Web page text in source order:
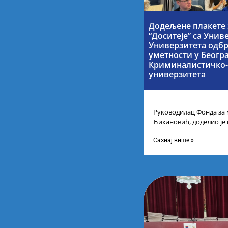
Додељене плакете
“Доситеје” са
Универзитета
уметности у
универзитета
Руководилац Фонда
Ђикановић, доделио
Научно-технолошком
Сазнај више »